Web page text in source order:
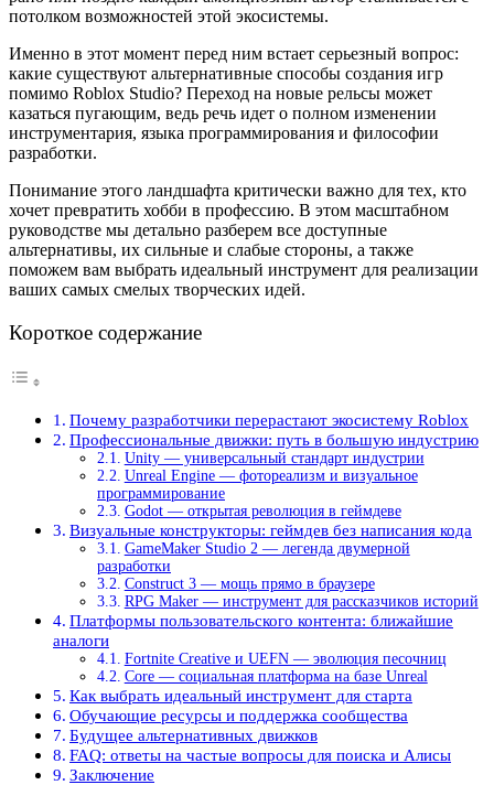
потолком возможностей этой экосистемы.
Именно в этот момент перед ним встает серьезный вопрос:
какие существуют альтернативные способы создания игр
помимо Roblox Studio? Переход на новые рельсы может
казаться пугающим, ведь речь идет о полном изменении
инструментария, языка программирования и философии
разработки.
Понимание этого ландшафта критически важно для тех, кто
хочет превратить хобби в профессию. В этом масштабном
руководстве мы детально разберем все доступные
альтернативы, их сильные и слабые стороны, а также
поможем вам выбрать идеальный инструмент для реализации
ваших самых смелых творческих идей.
Короткое содержание
Почему разработчики перерастают экосистему Roblox
Профессиональные движки: путь в большую индустрию
Unity — универсальный стандарт индустрии
Unreal Engine — фотореализм и визуальное
программирование
Godot — открытая революция в геймдеве
Визуальные конструкторы: геймдев без написания кода
GameMaker Studio 2 — легенда двумерной
разработки
Construct 3 — мощь прямо в браузере
RPG Maker — инструмент для рассказчиков историй
Платформы пользовательского контента: ближайшие
аналоги
Fortnite Creative и UEFN — эволюция песочниц
Core — социальная платформа на базе Unreal
Как выбрать идеальный инструмент для старта
Обучающие ресурсы и поддержка сообщества
Будущее альтернативных движков
FAQ: ответы на частые вопросы для поиска и Алисы
Заключение